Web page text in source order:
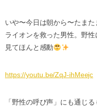
いや〜今日は朝から〜たまた
ライオンを救った男性。野性
見てほんと感動
https://youtu.be/ZqJ-ihMeejc
「野性の呼び声」にも通じ